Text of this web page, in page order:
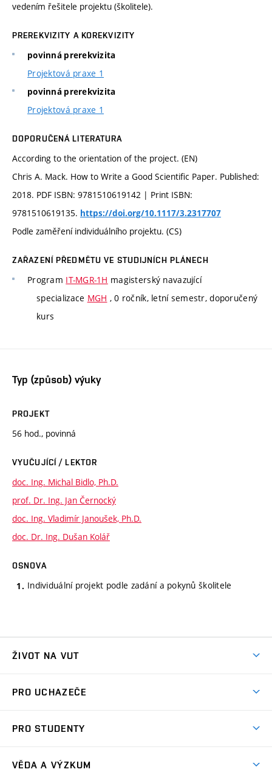
vedením řešitele projektu (školitele).
PREREKVIZITY A KOREKVIZITY
povinná prerekvizita
Projektová praxe 1
povinná prerekvizita
Projektová praxe 1
DOPORUČENÁ LITERATURA
According to the orientation of the project. (EN)
Chris A. Mack. How to Write a Good Scientific Paper. Published:
2018. PDF ISBN: 9781510619142 | Print ISBN:
9781510619135. https://doi.org/10.1117/3.2317707
Podle zaměření individuálního projektu. (CS)
ZAŘAZENÍ PŘEDMĚTU VE STUDIJNÍCH PLÁNECH
Program IT-MGR-1H magisterský navazující
specializace MGH , 0 ročník, letní semestr, doporučený
kurs
Typ (způsob) výuky
PROJEKT
56 hod., povinná
VYUČUJÍCÍ / LEKTOR
doc. Ing. Michal Bidlo, Ph.D.
prof. Dr. Ing. Jan Černocký
doc. Ing. Vladimír Janoušek, Ph.D.
doc. Dr. Ing. Dušan Kolář
OSNOVA
Individuální projekt podle zadání a pokynů školitele
ŽIVOT NA VUT
Koleje
Sport na VUT
PRO UCHAZEČE
Dny otevřených dveří
PRO STUDENTY
VĚDA A VÝZKUM